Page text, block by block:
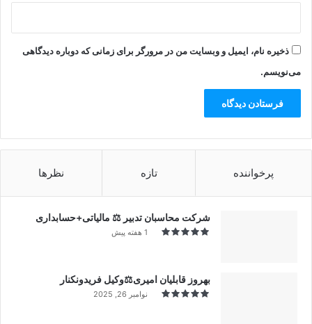
ذخیره نام، ایمیل و وبسایت من در مرورگر برای زمانی که دوباره دیدگاهی
می‌نویسم.
پرخواننده تازه نظرها
شرکت محاسبان تدبیر ⚖️ مالیاتی+حسابداری
1 هفته پیش
بهروز قابلیان امیری⚖️وکیل فریدونکنار
نوامبر 26, 2025